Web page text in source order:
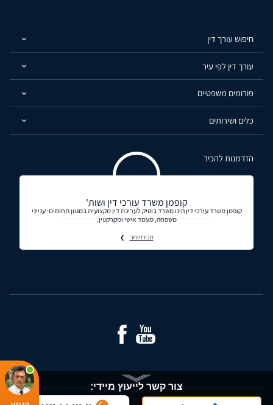
חיפוש עורך דין
עורך דין לפי עיר
פורומים משפטיים
כלים ושירותים
הזדמנות להכיר
קופמן משרד עורכי דין ושות'
קופמן משרד עורכי דין הינו משרד בוטיק לעריכת דין מקצועית במגוון תחומים: ענייני
משפחה, מעמד אישי ומקרקעין.
תכירו יותר
צור קשר לייעוץ מיידי: